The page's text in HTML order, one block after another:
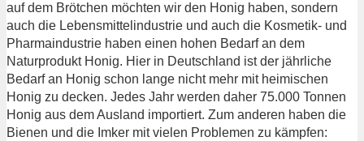
auf dem Brötchen möchten wir den Honig haben, sondern
auch die Lebensmittelindustrie und auch die Kosmetik- und
Pharmaindustrie haben einen hohen Bedarf an dem
Naturprodukt Honig. Hier in Deutschland ist der jährliche
Bedarf an Honig schon lange nicht mehr mit heimischen
Honig zu decken. Jedes Jahr werden daher 75.000 Tonnen
Honig aus dem Ausland importiert. Zum anderen haben die
Bienen und die Imker mit vielen Problemen zu kämpfen: